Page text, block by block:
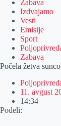
Zabava
Izdvajamo
Vesti
Emisije
Sport
Zabava
Počela žetva
11. avgust
14:34
Podeli: